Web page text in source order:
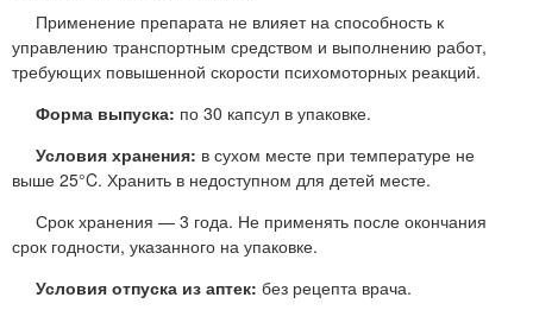
Применение препарата не влияет на способность к
управлению транспортным средством и выполнению работ,
требующих повышенной скорости психомоторных реакций.
Форма выпуска: по 30 капсул в упаковке.
Условия хранения: в сухом месте при температуре не
выше 25°C. Хранить в недоступном для детей месте.
Срок хранения — 3 года. Не применять после окончания
срок годности, указанного на упаковке.
Условия отпуска из аптек: без рецепта врача.